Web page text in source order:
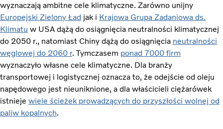
wyznaczają ambitne cele klimatyczne. Zarówno unijny
Europejski Zielony Ład jak i Krajowa Grupa Zadaniowa ds.
Klimatu w USA dążą do osiągnięcia neutralności klimatycznej
do 2050 r., natomiast Chiny dążą do osiągnięcia neutralności
węglowej do 2060 r. Tymczasem ponad 7000 firm
wyznaczyło własne cele klimatyczne. Dla branży
transportowej i logistycznej oznacza to, że odejście od oleju
napędowego jest nieuniknione, a dla właścicieli ciężarówek
istnieje wiele ścieżek prowadzących do przyszłości wolnej od
paliw kopalnych.